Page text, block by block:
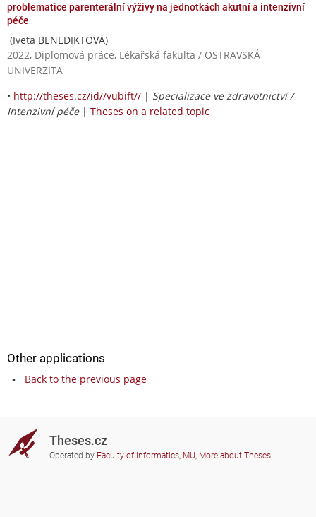
problematice parenterální výživy na jednotkách akutní a intenzivní
péče
(Iveta BENEDIKTOVÁ)
2022, Diplomová práce, Lékařská fakulta / OSTRAVSKÁ
UNIVERZITA
• http://theses.cz/id//vubift// | Specializace ve zdravotnictví /
Intenzivní péče| Theses on a related topic
Other applications
Back to the previous page
Theses.cz
Operated by Faculty of Informatics, MU, More about Theses